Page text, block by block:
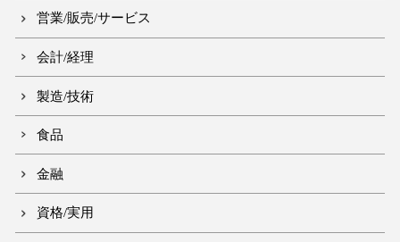
営業/販売/サービス
会計/経理
製造/技術
食品
金融
資格/実用